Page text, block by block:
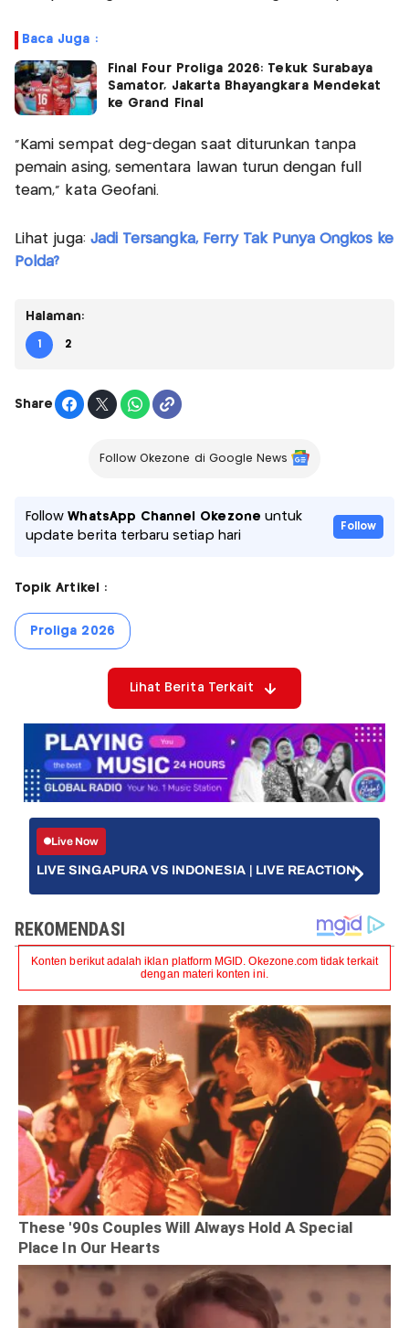
Baca Juga :
Final Four Proliga 2026: Tekuk Surabaya
Samator, Jakarta Bhayangkara Mendekat
ke Grand Final
"Kami sempat deg-degan saat diturunkan tanpa
pemain asing, sementara lawan turun dengan full
team," kata Geofani.
Lihat juga: Jadi Tersangka, Ferry Tak Punya Ongkos ke
Polda?
Halaman:
1 2
Share
Follow Okezone di Google News
FollowWhatsApp Channel Okezone untuk
update berita terbaru setiap hari
Follow
Topik Artikel :
Proliga 2026
Lihat Berita Terkait
Live Now
LIVE SINGAPURA VS INDONESIA | LIVE REACTION